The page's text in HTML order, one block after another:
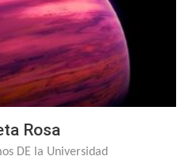
Rosa
DE la Universidad